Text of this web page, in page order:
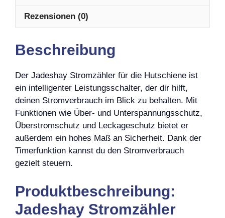
Rezensionen (0)
Beschreibung
Der Jadeshay Stromzähler für die Hutschiene ist
ein intelligenter Leistungsschalter, der dir hilft,
deinen Stromverbrauch im Blick zu behalten. Mit
Funktionen wie Über- und Unterspannungsschutz,
Überstromschutz und Leckageschutz bietet er
außerdem ein hohes Maß an Sicherheit. Dank der
Timerfunktion kannst du den Stromverbrauch
gezielt steuern.
Produktbeschreibung:
Jadeshay Stromzähler